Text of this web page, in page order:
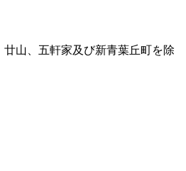
山、五軒家及び新青葉丘町を除